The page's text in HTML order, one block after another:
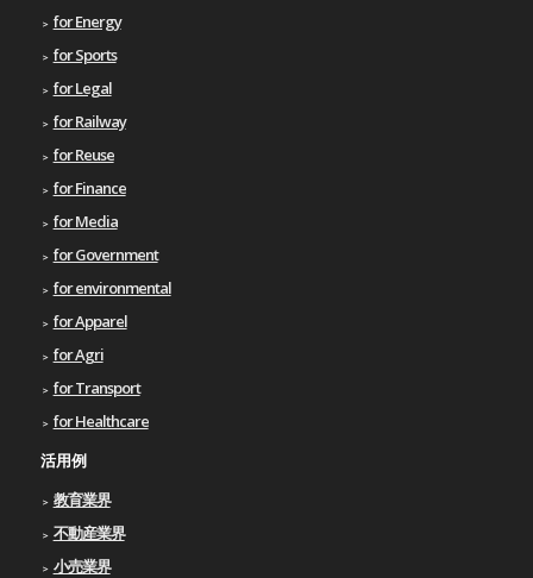
for Energy
for Sports
for Legal
for Railway
for Reuse
for Finance
for Media
for Government
for environmental
for Apparel
for Agri
for Transport
for Healthcare
活用例
教育業界
不動産業界
小売業界